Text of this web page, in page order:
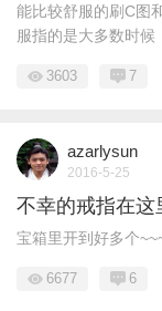
能比较舒服的刷C图
服指的是大多数时候
3603 7
azarlysun
2016-5-25
不幸的戒指在这
宝箱里开到好多个
6677 6